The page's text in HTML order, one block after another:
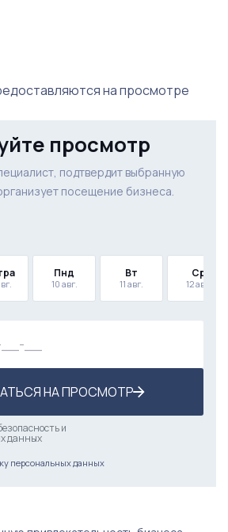
на просмотре
просмотр
подтвердит выбранную
посещение бизнеса.
Пнд
10 авг.
Вт
11 авг.
Ср
12 авг.
НА ПРОСМОТР
и
данных
персональных данных